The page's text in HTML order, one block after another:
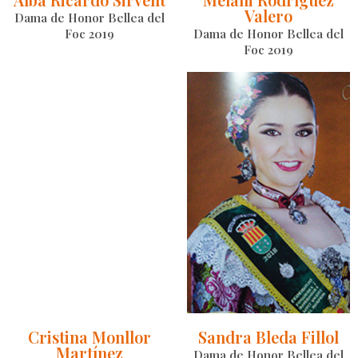
Dama de Honor Bellea del
Foc 2019
Valero
Dama de Honor Bellea del
Foc 2019
Cristina Monllor
Martínez
Sandra Bleda Fillol
Dama de Honor Bellea del